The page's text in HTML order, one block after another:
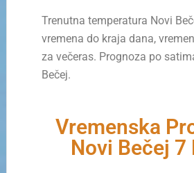
Trenutna temperatura Novi
vremena do kraja dana,
za večeras. Prognoza po
Bečej.
Vremenska
Novi Bečej 7